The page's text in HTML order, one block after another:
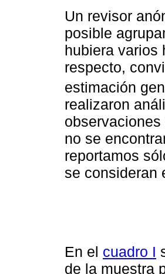
Un revisor
posible
hubiera varios
respecto,
estimación
realizaron
no se
reportamos
se consideran
En el cuadro I
de la muestra